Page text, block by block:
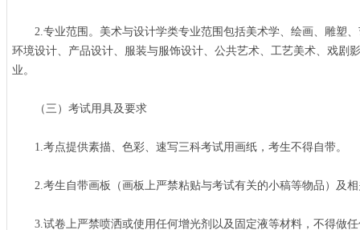
2.专业范围。美术与设计学类专业范围包括美术学、绘画、雕塑、
环境设计、产品设计、服装与服饰设计、公共艺术、工艺美术、戏剧
业。
（三）考试用具及要求
1.考点提供素描、色彩、速写三科考试用画纸，考生不得自带。
2.考生自带画板（画板上严禁粘贴与考试有关的小稿等物品）及相
3.试卷上严禁喷洒或使用任何增光剂以及固定液等材料，不得做任